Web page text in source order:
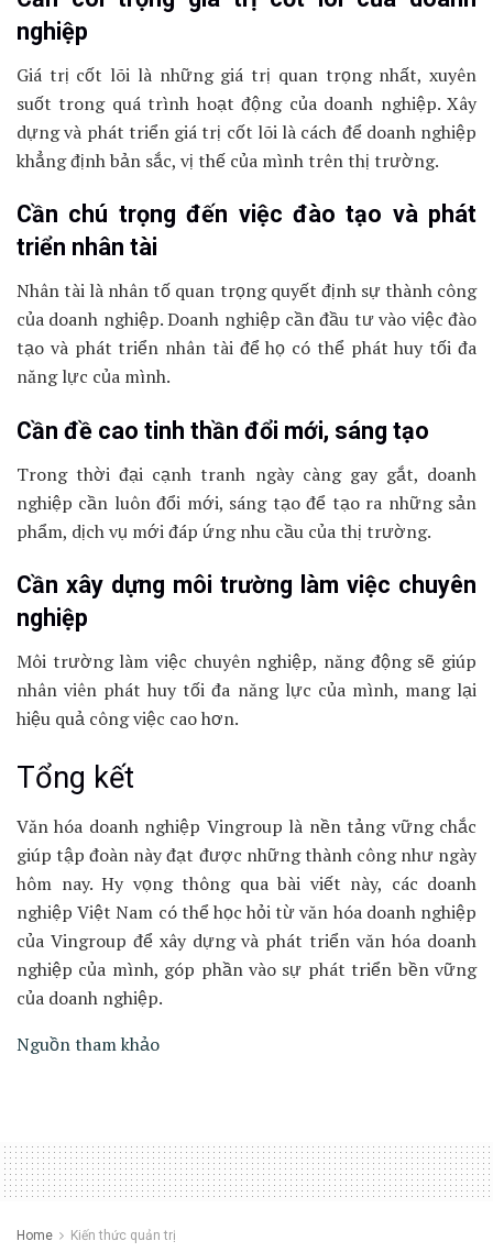
nghiệp
Giá trị cốt lõi là những giá trị quan trọng nhất, xuyên
suốt trong quá trình hoạt động của doanh nghiệp. Xây
dựng và phát triển giá trị cốt lõi là cách để doanh nghiệp
khẳng định bản sắc, vị thế của mình trên thị trường.
Cần chú trọng đến việc đào tạo và phát
triển nhân tài
Nhân tài là nhân tố quan trọng quyết định sự thành công
của doanh nghiệp. Doanh nghiệp cần đầu tư vào việc đào
tạo và phát triển nhân tài để họ có thể phát huy tối đa
năng lực của mình.
Cần đề cao tinh thần đổi mới, sáng tạo
Trong thời đại cạnh tranh ngày càng gay gắt, doanh
nghiệp cần luôn đổi mới, sáng tạo để tạo ra những sản
phẩm, dịch vụ mới đáp ứng nhu cầu của thị trường.
Cần xây dựng môi trường làm việc chuyên
nghiệp
Môi trường làm việc chuyên nghiệp, năng động sẽ giúp
nhân viên phát huy tối đa năng lực của mình, mang lại
hiệu quả công việc cao hơn.
Tổng kết
Văn hóa doanh nghiệp Vingroup là nền tảng vững chắc
giúp tập đoàn này đạt được những thành công như ngày
hôm nay. Hy vọng thông qua bài viết này, các doanh
nghiệp Việt Nam có thể học hỏi từ văn hóa doanh nghiệp
của Vingroup để xây dựng và phát triển văn hóa doanh
nghiệp của mình, góp phần vào sự phát triển bền vững
của doanh nghiệp.
Nguồn tham khảo
Home Kiến thức quản trị